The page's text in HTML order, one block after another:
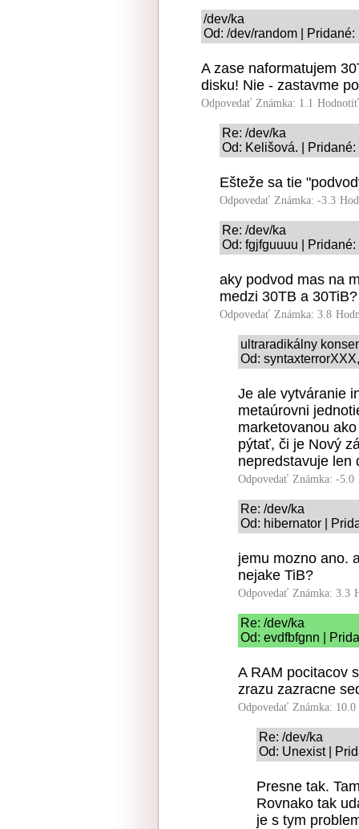
/dev/ka
Od: /dev/random |
A zase naformatujem
disku! Nie - zastavme
Odpovedať Známka: 1.1
Re: /dev/ka
Od: Kelišová. |
Ešteže sa tie
Odpovedať Známka: -3.3
Re: /dev/ka
Od: fgjfguuuu |
aky podvod mas na
medzi 30TB a 30TiB?
Odpovedať Známka: 3.8
ultraradikálny
Od:
Je ale vytváranie
metaúrovni
marketovanou
pýtať, či je Nový
nepredstavuje len
Odpovedať Známka: -5.0
Re: /dev/ka
Od: hibernator |
jemu mozno ano.
nejake TiB?
Odpovedať Známka: 3.3
Re: /dev/ka
Od: evdfbfgnn |
A RAM pocitacov
zrazu zazracne
Odpovedať Známka: 10.0
Re: /dev/ka
Od: Unexist |
Presne tak.
Rovnako tak
je s tym